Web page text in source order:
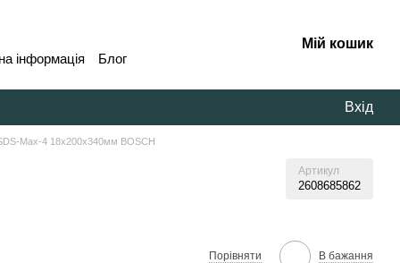
інформація Блог
Мій кошик
Вхід
Max-4 18x200x340мм BOSCH
Артикул
2608685862
Порівняти В бажання